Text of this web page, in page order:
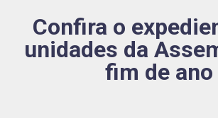
Confira o
unidades da
fim de ano